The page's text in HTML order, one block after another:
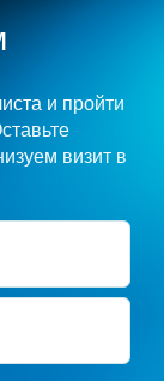
и пройти
визит в